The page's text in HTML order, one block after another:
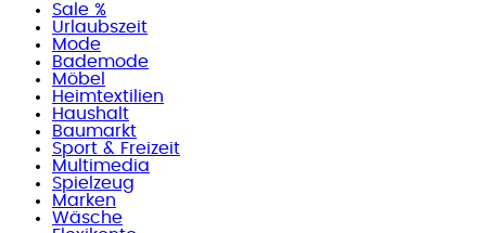
Sale %
Urlaubszeit
Mode
Bademode
Möbel
Heimtextilien
Haushalt
Baumarkt
Sport & Freizeit
Multimedia
Spielzeug
Marken
Wäsche